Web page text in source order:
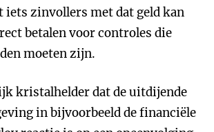
iets zinvollers met dat geld kan
betalen voor controles die
moeten zijn.
kristalhelder dat de uitdijende
in bijvoorbeeld de financiële